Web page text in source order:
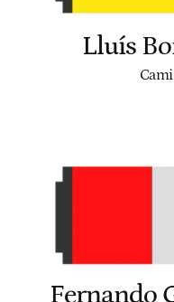
Lluís
Fernando